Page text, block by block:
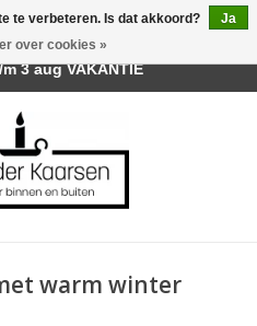
warm winter
te verbeteren. Is dat akkoord?
Ja
over cookies »
Trotz | Belvederelaan 107
3 aug VAKANTIE